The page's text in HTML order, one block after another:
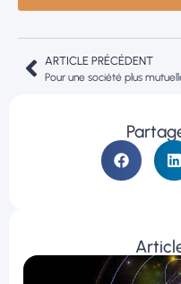
ARTICLE PRÉCÉDENT
Pour une société plus